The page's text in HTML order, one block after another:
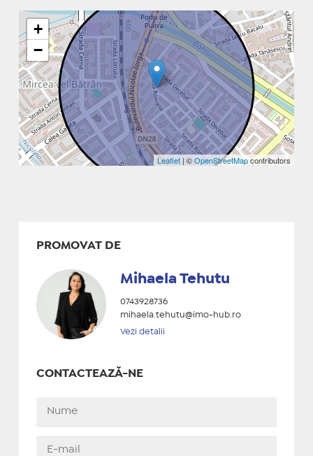
+
−
Leaflet| ©OpenStreetMapcontributors
PROMOVAT DE
Mihaela Tehutu
0743928736
mihaela.tehutu@imo-hub.ro
Vezi detalii
CONTACTEAZĂ-NE